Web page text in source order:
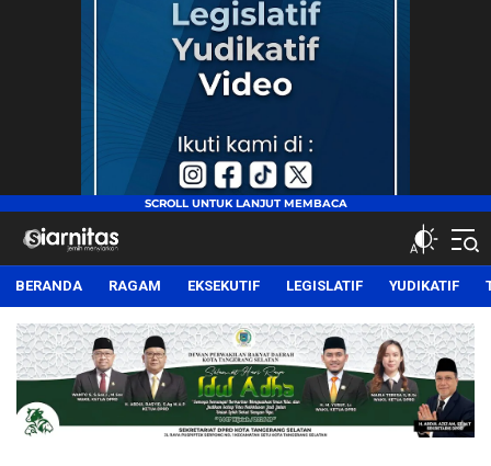
siarnitas
Jernih Menyiarkan
BERANDA RAGAM EKSEKUTIF LEGISLATIF YUDIKATIF